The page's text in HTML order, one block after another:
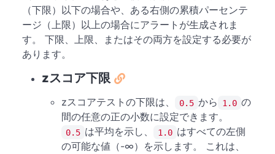
（下限）以下の場合や、ある右側の累積パーセンテ
ージ（上限）以上の場合にアラートが生成されま
す。 下限、上限、またはその両方を設定する必要が
あります。
zスコア下限
zスコアテストの下限は、 0.5 から 1.0 の
間の任意の正の小数に設定できます。
0.5 は平均を示し、 1.0 はすべての左側
の可能な値（-∞）を示します。 これは、